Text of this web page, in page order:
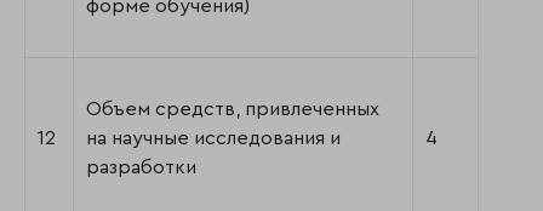
форме обучения)
12
Объем средств, привлеченных
на научные исследования и
разработки
4